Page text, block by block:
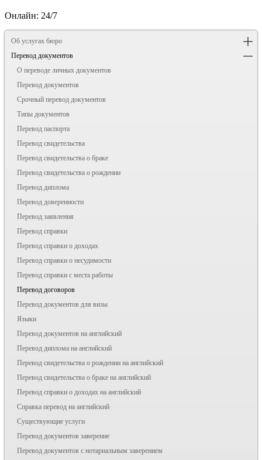
Онлайн: 24/7
Об услугах бюро
Перевод документов
О переводе личных документов
Перевод документов
Срочный перевод документов
Типы документов
Перевод паспорта
Перевод свидетельства
Перевод свидетельства о браке
Перевод свидетельства о рождении
Перевод диплома
Перевод доверенности
Перевод заявления
Перевод справки
Перевод справки о доходах
Перевод справки о несудимости
Перевод справки с места работы
Перевод договоров
Перевод документов для визы
Языки
Перевод документов на английский
Перевод диплома на английский
Перевод свидетельства о рождении на английский
Перевод свидетельства о браке на английский
Перевод справки о доходах на английский
Справка перевод на английский
Существующие услуги
Перевод документов заверение
Перевод документов с нотариальным заверением